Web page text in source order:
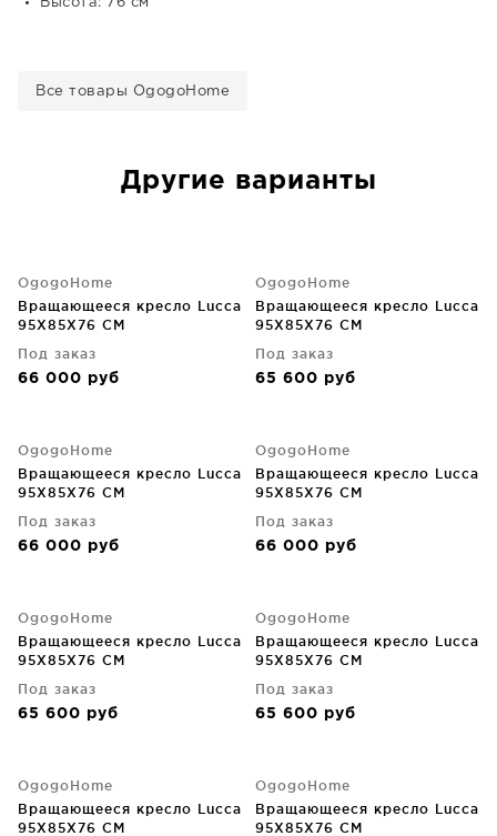
Высота: 76 см
Все товары OgogoHome
Другие варианты
OgogoHome
Вращающееся кресло Lucca
95X85X76 CM
Под заказ
66 000 руб
OgogoHome
Вращающееся кресло Lucca
95X85X76 CM
Под заказ
65 600 руб
OgogoHome
Вращающееся кресло Lucca
95X85X76 CM
Под заказ
66 000 руб
OgogoHome
Вращающееся кресло Lucca
95X85X76 CM
Под заказ
66 000 руб
OgogoHome
Вращающееся кресло Lucca
95X85X76 CM
Под заказ
65 600 руб
OgogoHome
Вращающееся кресло Lucca
95X85X76 CM
Под заказ
65 600 руб
OgogoHome
Вращающееся кресло Lucca
95X85X76 CM
OgogoHome
Вращающееся кресло Lucca
95X85X76 CM